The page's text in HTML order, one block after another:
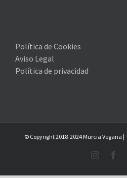
Política de Cookies
Aviso Legal
Política de privacidad
© Copyright 2018-2024 Murcia Vegana |